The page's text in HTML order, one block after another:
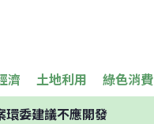
濟 土地利用 綠色消費
環委建議不應開發